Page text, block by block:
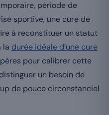
période de
sportive, une cure de
à reconstituer un statut
la durée idéale d’une cure
pour calibrer cette
un besoin de
de pouce circonstanciel